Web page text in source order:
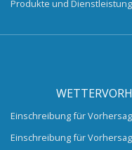
Produkte und
Einschreibung für
Einschreibung für